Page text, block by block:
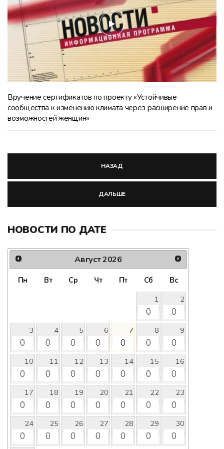
Вручение сертификатов по проекту «Устойчивые
сообщества к изменению климата через расширение прав и
возможностей женщин»
НАЗАД
ДАЛЬШЕ
НОВОСТИ ПО ДАТЕ
Август2026
Пн Вт Ср Чт Пт Сб
Вс
1
0
2
0
3
0
4
0
5
0
6
0
7
0
8
0
9
0
10
0
11
0
12
0
13
0
14
0
15
0
16
0
17
0
18
0
19
0
20
0
21
0
22
0
23
0
24
0
25
0
26
0
27
0
28
0
29
0
30
0